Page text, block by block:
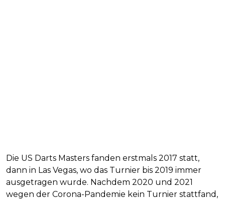
Die US Darts Masters fanden erstmals 2017 statt,
dann in Las Vegas, wo das Turnier bis 2019 immer
ausgetragen wurde. Nachdem 2020 und 2021
wegen der Corona-Pandemie kein Turnier stattfand,